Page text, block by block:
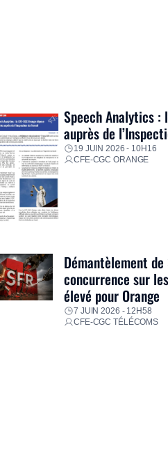
Speech Analytics :
auprès de
19 JUIN 2026 - 10H16
CFE-CGC ORANGE
Démantèlement de
concurrence sur
élevé pour Orange
7 JUIN 2026 - 12H58
CFE-CGC TÉLÉCOMS